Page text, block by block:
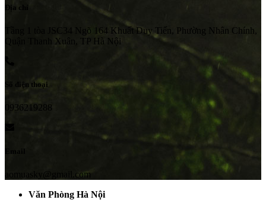
Địa chỉ
Tầng 1 tòa JSC34 Ngõ 164 Khuất Duy Tiến, Phường Nhân Chính,
Quận Thanh Xuân, TP Hà Nội
Số điện thoại
0936219288
Email
aomuasky@gmail.com
Văn Phòng Hà Nội